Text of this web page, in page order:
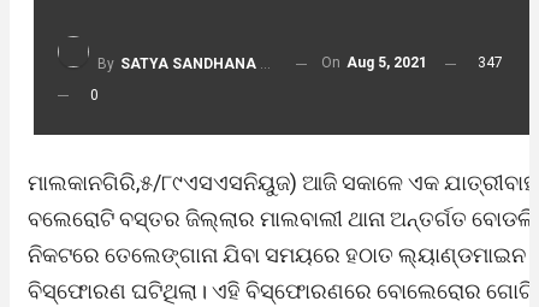
By SATYA SANDHANA DESK On Aug 5, 2021
347
0
ମାଲକାନଗିରି,୫/୮୯ଏସଏସନିୟୁଜ) ଆଜି ସକାଳେ ଏକ
ବଲେରୋଟି ବସ୍ତର ଜିଲ୍ଲାର ମାଲବାଲୀ ଥାନା ଅନ୍ତର୍ଗତ ବୋଡଲି
ନିକଟରେ ତେଲେଙ୍ଗାନା ଯିବା ସମୟରେ ହଠାତ ଲ୍ୟାଣ୍ଡମାଇନ
ବିସ୍ଫୋରଣ ଘଟିଥିଲା। ଏହି ବିସ୍ଫୋରଣରେ ବୋଲେରୋର